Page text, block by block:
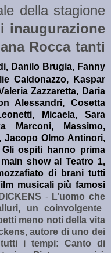
della stagione
inaugurazione
Rocca tanti
Danilo Brugia, Fanny
Caldonazzo, Kaspar
Zazzaretta, Daria
Alessandri, Cosetta
Micaela, Sara
Marconi, Massimo,
Jacopo Olmo Antinori,
Gli ospiti hanno prima
showal Teatro 1,
di brani tutti
musicali più famosi
-L’uomo che
un coinvolgente
meno noti della vita
autore di uno dei
i tempi: Canto di